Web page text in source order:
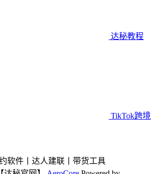
达秘教程
TikTok跨境
软件丨达人建联丨带货工具